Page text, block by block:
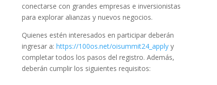
conectarse con grandes empresas e inversionistas
para explorar alianzas y nuevos negocios.
Quienes estén interesados en participar deberán
ingresar a: https://100os.net/oisummit24_applyy
completar todos los pasos del registro. Además,
deberán cumplir los siguientes requisitos: